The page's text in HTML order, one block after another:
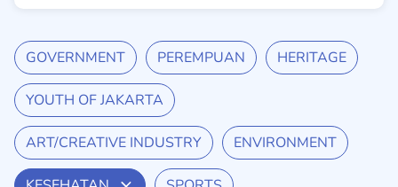
GOVERNMENT PEREMPUAN HERITAGE
YOUTH OF JAKARTA
ART/CREATIVE INDUSTRY ENVIRONMENT